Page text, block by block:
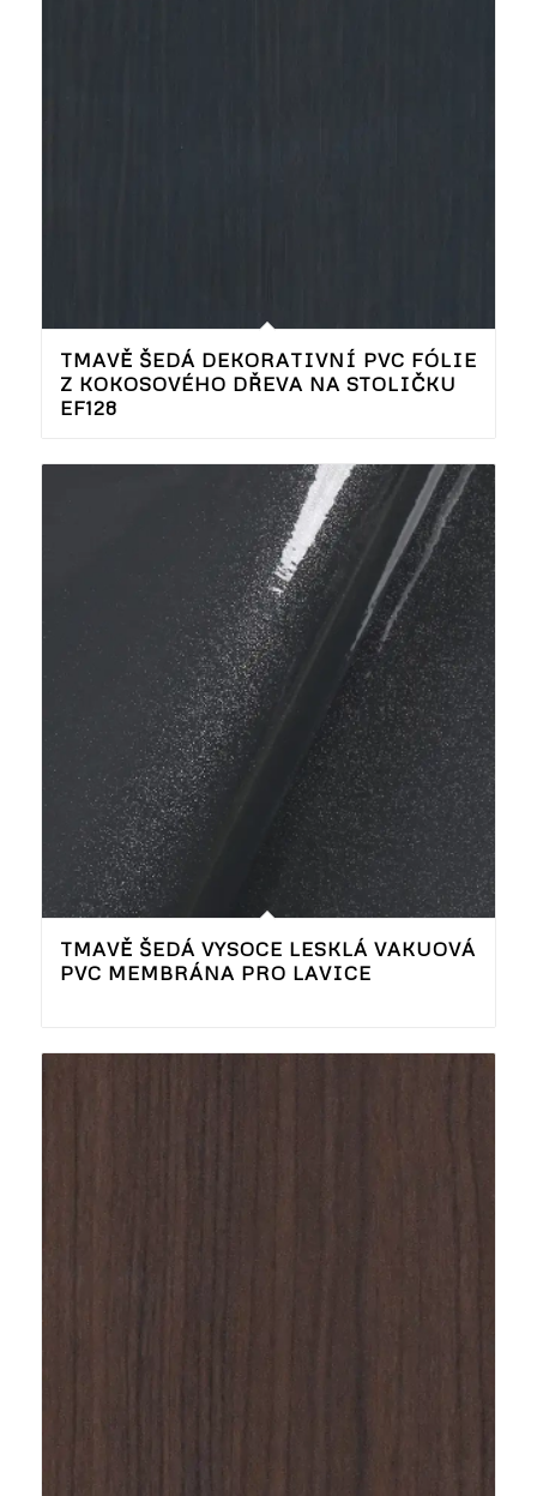
TMAVĚ ŠEDÁ DEKORATIVNÍ PVC FÓLIE
Z KOKOSOVÉHO DŘEVA NA STOLIČKU
EF128
TMAVĚ ŠEDÁ VYSOCE LESKLÁ VAKUOVÁ
PVC MEMBRÁNA PRO LAVICE